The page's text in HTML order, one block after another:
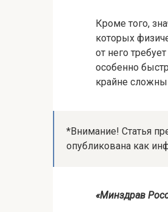
Кроме того,
которых
от него
особенно
крайне
*Внимание! Статья
опубликована как
«Минздрав